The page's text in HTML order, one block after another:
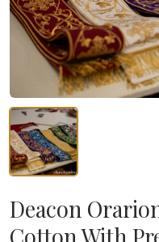
Deacon